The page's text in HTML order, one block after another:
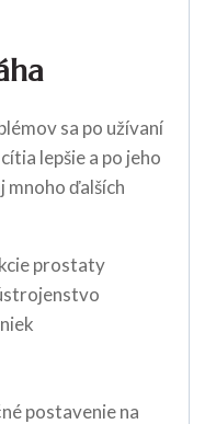
sa po užívaní
lepšie a po jeho
mnoho ďalších
prostaty
postavenie na